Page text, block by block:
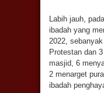
Labih jauh,
ibadah yang
2022,
Protestan dan
masjid, 6
2 menarget
ibadah